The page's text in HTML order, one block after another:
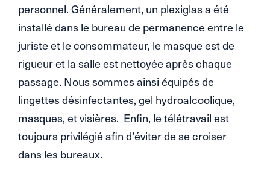
personnel. Généralement, un plexiglas a été
installé dans le bureau de permanence entre le
juriste et le consommateur, le masque est de
rigueur et la salle est nettoyée après chaque
passage. Nous sommes ainsi équipés de
lingettes désinfectantes, gel hydroalcoolique,
masques, et visières. Enfin, le télétravail est
toujours privilégié afin d’éviter de se croiser
dans les bureaux.